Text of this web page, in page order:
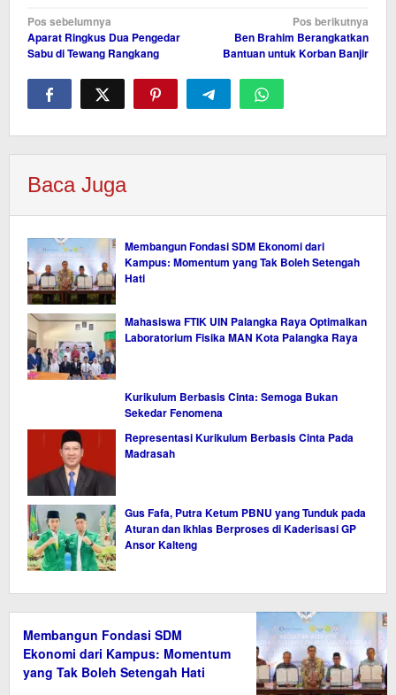
Navigasi
pos
Pos sebelumnya
Aparat Ringkus Dua Pengedar
Sabu di Tewang Rangkang
Pos berikutnya
Ben Brahim Berangkatkan
Bantuan untuk Korban Banjir
Baca Juga
Membangun Fondasi SDM Ekonomi dari
Kampus: Momentum yang Tak Boleh Setengah
Hati
Mahasiswa FTIK UIN Palangka Raya Optimalkan
Laboratorium Fisika MAN Kota Palangka Raya
Kurikulum Berbasis Cinta: Semoga Bukan
Sekedar Fenomena
Representasi Kurikulum Berbasis Cinta Pada
Madrasah
Gus Fafa, Putra Ketum PBNU yang Tunduk pada
Aturan dan Ikhlas Berproses di Kaderisasi GP
Ansor Kalteng
Membangun Fondasi SDM
Ekonomi dari Kampus: Momentum
yang Tak Boleh Setengah Hati